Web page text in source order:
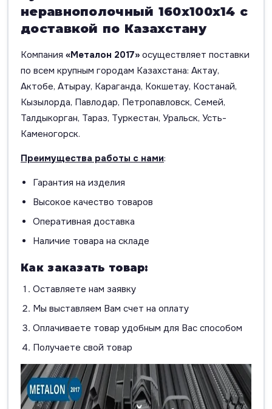
неравнополочный 160х100х14 с
доставкой по Казахстану
Компания «Металон 2017» осуществляет поставки
по всем крупным городам Казахстана: Актау,
Актобе, Атырау, Караганда, Кокшетау, Костанай,
Кызылорда, Павлодар, Петропавловск, Семей,
Талдыкорган, Тараз, Туркестан, Уральск, Усть-
Каменогорск.
Преимущества работы с нами:
Гарантия на изделия
Высокое качество товаров
Оперативная доставка
Наличие товара на складе
Как заказать товар:
Оставляете нам заявку
Мы выставляем Вам счет на оплату
Оплачиваете товар удобным для Вас способом
Получаете свой товар